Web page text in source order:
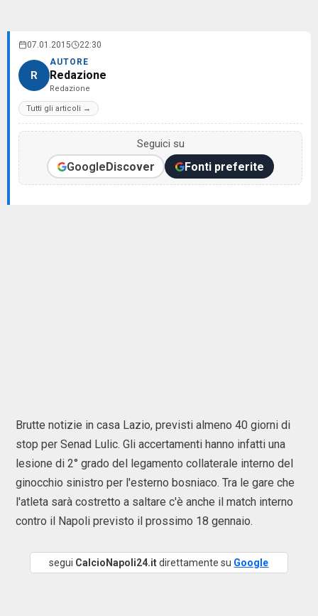
07.01.2015 22:30
R
AUTORE
Redazione
Redazione
Tutti gli articoli →
Seguici su
GoogleDiscover Fonti preferite
Brutte notizie in casa Lazio, previsti almeno 40 giorni di
stop per Senad Lulic. Gli accertamenti hanno infatti una
lesione di 2° grado del legamento collaterale interno del
ginocchio sinistro per l'esterno bosniaco. Tra le gare che
l'atleta sarà costretto a saltare c'è anche il match interno
contro il Napoli previsto il prossimo 18 gennaio.
segui CalcioNapoli24.itdirettamente su Google